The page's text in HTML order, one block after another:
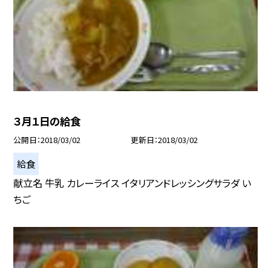
３月１日の給食
公開日 2018/03/02 更新日 2018/03/02
給食
献立名 牛乳 カレーライス イタリアンドレッシングサラダ い
ちご